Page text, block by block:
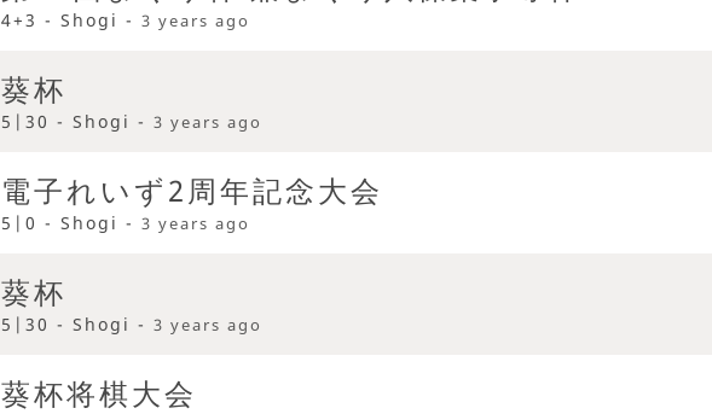
4+3 - Shogi - 3 years ago
葵杯
5|30 - Shogi - 3 years ago
電子れいず2周年記念大会
5|0 - Shogi - 3 years ago
葵杯
5|30 - Shogi - 3 years ago
葵杯将棋大会